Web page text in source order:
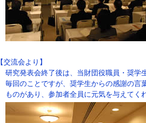
【交流会より】
研究発表会終了後は、当財団役職員・奨学
毎回のことですが、奨学生からの感謝の言
ものがあり、参加者全員に元気を与えてく